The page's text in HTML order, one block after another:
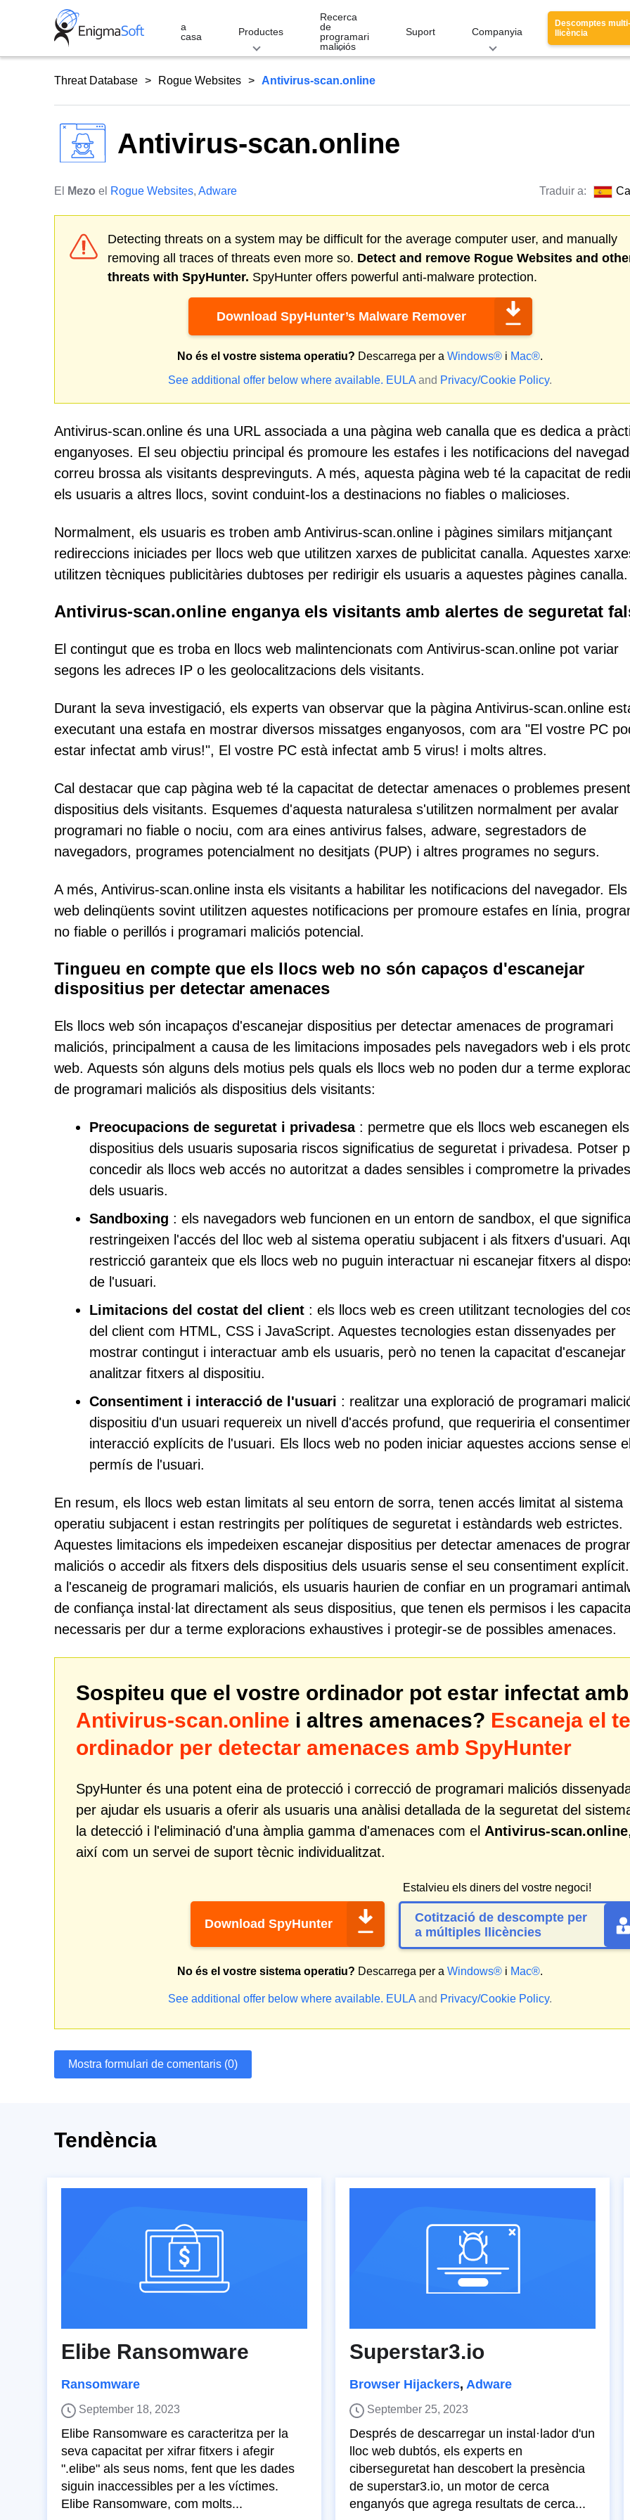
a
casa
Productes
Recerca
de
programari
maliciós
Suport Companyia
Descomptes multi-
llicència
Threat Database Rogue Websites Antivirus-scan.online
Antivirus-scan.online
El Mezo el Rogue Websites, Adware Traduir a:
Detecting threats on a system may be difficult for the average computer user, and manually
removing all traces of threats even more so. Detect and remove Rogue Websites and
threats with SpyHunter. SpyHunter offers powerful anti-malware protection.
Download SpyHunter’s Malware Remover
No és el vostre sistema operatiu? Descarrega per a Windows® i Mac®.
See additional offer below where available. EULA and Privacy/Cookie Policy.
Antivirus-scan.online és una URL associada a una pàgina web canalla que es dedica a
enganyoses. El seu objectiu principal és promoure les estafes i les notificacions del
correu brossa als visitants desprevinguts. A més, aquesta pàgina web té la capacitat de
els usuaris a altres llocs, sovint conduint-los a destinacions no fiables o malicioses.
Normalment, els usuaris es troben amb Antivirus-scan.online i pàgines similars mitjançant
redireccions iniciades per llocs web que utilitzen xarxes de publicitat canalla. Aquestes
utilitzen tècniques publicitàries dubtoses per redirigir els usuaris a aquestes pàgines canalla.
Antivirus-scan.online enganya els visitants amb alertes de seguretat
El contingut que es troba en llocs web malintencionats com Antivirus-scan.online pot variar
segons les adreces IP o les geolocalitzacions dels visitants.
Durant la seva investigació, els experts van observar que la pàgina Antivirus-scan.online
executant una estafa en mostrar diversos missatges enganyosos, com ara "El vostre PC
estar infectat amb virus!", El vostre PC està infectat amb 5 virus! i molts altres.
Cal destacar que cap pàgina web té la capacitat de detectar amenaces o problemes
dispositius dels visitants. Esquemes d'aquesta naturalesa s'utilitzen normalment per avalar
programari no fiable o nociu, com ara eines antivirus falses, adware, segrestadors de
navegadors, programes potencialment no desitjats (PUP) i altres programes no segurs.
A més, Antivirus-scan.online insta els visitants a habilitar les notificacions del navegador.
web delinqüents sovint utilitzen aquestes notificacions per promoure estafes en línia,
no fiable o perillós i programari maliciós potencial.
Tingueu en compte que els llocs web no són capaços d'escanejar
dispositius per detectar amenaces
Els llocs web són incapaços d'escanejar dispositius per detectar amenaces de programari
maliciós, principalment a causa de les limitacions imposades pels navegadors web i els
web. Aquests són alguns dels motius pels quals els llocs web no poden dur a terme
de programari maliciós als dispositius dels visitants:
Preocupacions de seguretat i privadesa: permetre que els llocs web escanegen els
dispositius dels usuaris suposaria riscos significatius de seguretat i privadesa. Potser
concedir als llocs web accés no autoritzat a dades sensibles i comprometre la
dels usuaris.
Sandboxing : els navegadors web funcionen en un entorn de sandbox, el que
restringeixen l'accés del lloc web al sistema operatiu subjacent i als fitxers d'usuari.
restricció garanteix que els llocs web no puguin interactuar ni escanejar fitxers al
de l'usuari.
Limitacions del costat del client : els llocs web es creen utilitzant tecnologies del
del client com HTML, CSS i JavaScript. Aquestes tecnologies estan dissenyades per
mostrar contingut i interactuar amb els usuaris, però no tenen la capacitat d'escanejar
analitzar fitxers al dispositiu.
Consentiment i interacció de l'usuari : realitzar una exploració de programari
dispositiu d'un usuari requereix un nivell d'accés profund, que requeriria el
interacció explícits de l'usuari. Els llocs web no poden iniciar aquestes accions sense el
permís de l'usuari.
En resum, els llocs web estan limitats al seu entorn de sorra, tenen accés limitat al sistema
operatiu subjacent i estan restringits per polítiques de seguretat i estàndards web estrictes.
Aquestes limitacions els impedeixen escanejar dispositius per detectar amenaces de
maliciós o accedir als fitxers dels dispositius dels usuaris sense el seu consentiment
a l'escaneig de programari maliciós, els usuaris haurien de confiar en un programari
de confiança instal·lat directament als seus dispositius, que tenen els permisos i les
necessaris per dur a terme exploracions exhaustives i protegir-se de possibles amenaces.
Sospiteu que el vostre ordinador pot estar infectat amb
Antivirus-scan.online i altres amenaces? Escaneja el
ordinador per detectar amenaces amb SpyHunter
SpyHunter és una potent eina de protecció i correcció de programari maliciós
per ajudar els usuaris a oferir als usuaris una anàlisi detallada de la seguretat del
la detecció i l'eliminació d'una àmplia gamma d'amenaces com el Antivirus-scan.online,
així com un servei de suport tècnic individualitzat.
Download SpyHunter
Estalvieu els diners del vostre negoci!
Cotització de descompte per
a múltiples llicències
No és el vostre sistema operatiu? Descarrega per a Windows® i Mac®.
See additional offer below where available. EULA and Privacy/Cookie Policy.
Mostra formulari de comentaris (0)
Tendència
Elibe Ransomware
Ransomware
September 18, 2023
Elibe Ransomware es caracteritza per la
seva capacitat per xifrar fitxers i afegir
".elibe" als seus noms, fent que les dades
siguin inaccessibles per a les víctimes.
Elibe Ransomware, com molts...
Superstar3.io
Browser Hijackers, Adware
September 25, 2023
Després de descarregar un instal·lador d'un
lloc web dubtós, els experts en
ciberseguretat han descobert la presència
de superstar3.io, un motor de cerca
enganyós que agrega resultats de cerca...